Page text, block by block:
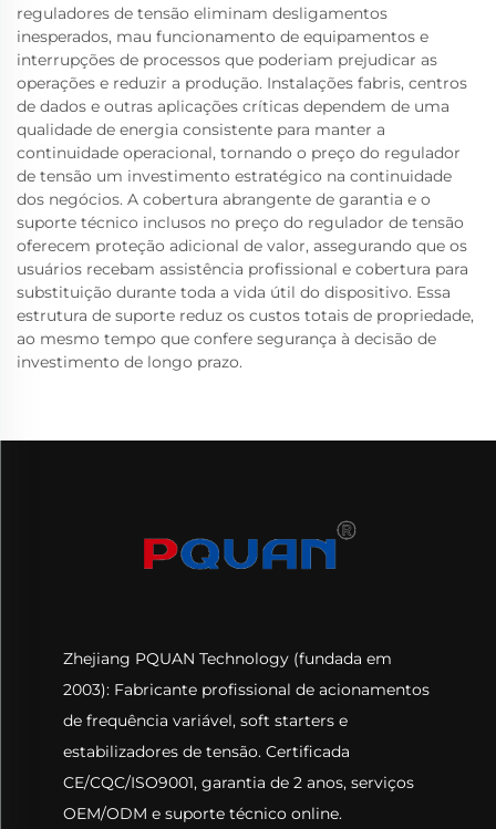
reguladores de tensão eliminam desligamentos
inesperados, mau funcionamento de equipamentos e
interrupções de processos que poderiam prejudicar as
operações e reduzir a produção. Instalações fabris, centros
de dados e outras aplicações críticas dependem de uma
qualidade de energia consistente para manter a
continuidade operacional, tornando o preço do regulador
de tensão um investimento estratégico na continuidade
dos negócios. A cobertura abrangente de garantia e o
suporte técnico inclusos no preço do regulador de tensão
oferecem proteção adicional de valor, assegurando que os
usuários recebam assistência profissional e cobertura para
substituição durante toda a vida útil do dispositivo. Essa
estrutura de suporte reduz os custos totais de propriedade,
ao mesmo tempo que confere segurança à decisão de
investimento de longo prazo.
Zhejiang PQUAN Technology (fundada em
2003): Fabricante profissional de acionamentos
de frequência variável, soft starters e
estabilizadores de tensão. Certificada
CE/CQC/ISO9001, garantia de 2 anos, serviços
OEM/ODM e suporte técnico online.